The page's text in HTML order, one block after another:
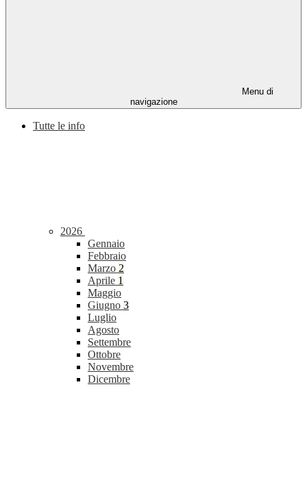
Menu di
navigazione
Tutte le info
2026
Gennaio
Febbraio
Marzo 2
Aprile 1
Maggio
Giugno 3
Luglio
Agosto
Settembre
Ottobre
Novembre
Dicembre